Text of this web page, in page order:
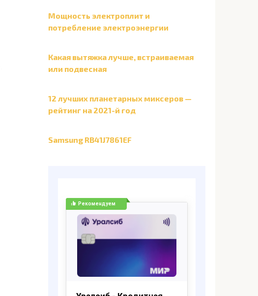
Мощность электроплит и
потребление электроэнергии
Какая вытяжка лучше, встраиваемая
или подвесная
12 лучших планетарных миксеров —
рейтинг на 2021-й год
Samsung RB41J7861EF